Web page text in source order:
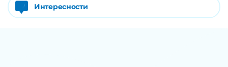
Интересности